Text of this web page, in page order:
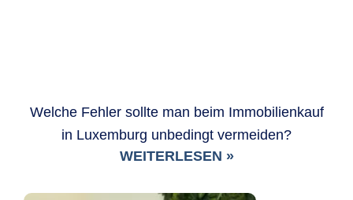
Welche Fehler sollte man beim Immobilienkauf
in Luxemburg unbedingt vermeiden?
WEITERLESEN »